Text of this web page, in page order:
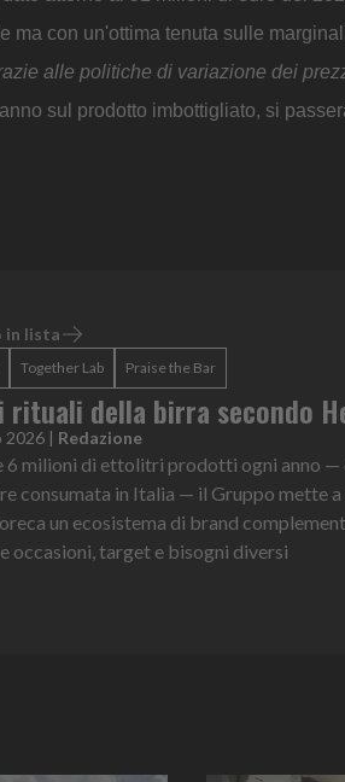
ma con un'ottima tenuta sulle
alle politiche di variazione dei
sul prodotto imbottigliato, si
in lista
Together Lab Praise the Bar
rituali della birra secondo
2026 | Redazione
6 milioni di ettolitri prodotti ogni anno —
consumata in Italia — il Gruppo mette
un ecosistema di brand
occasioni, target e bisogni diversi